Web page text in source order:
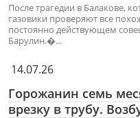
После трагедии в Балакове,
газовики проверяют все
постоянно действующем
Барулин.�...
14.07.26
Горожанин семь
врезку в трубу.